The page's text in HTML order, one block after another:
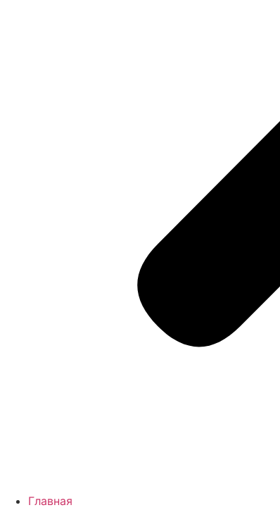
Главная